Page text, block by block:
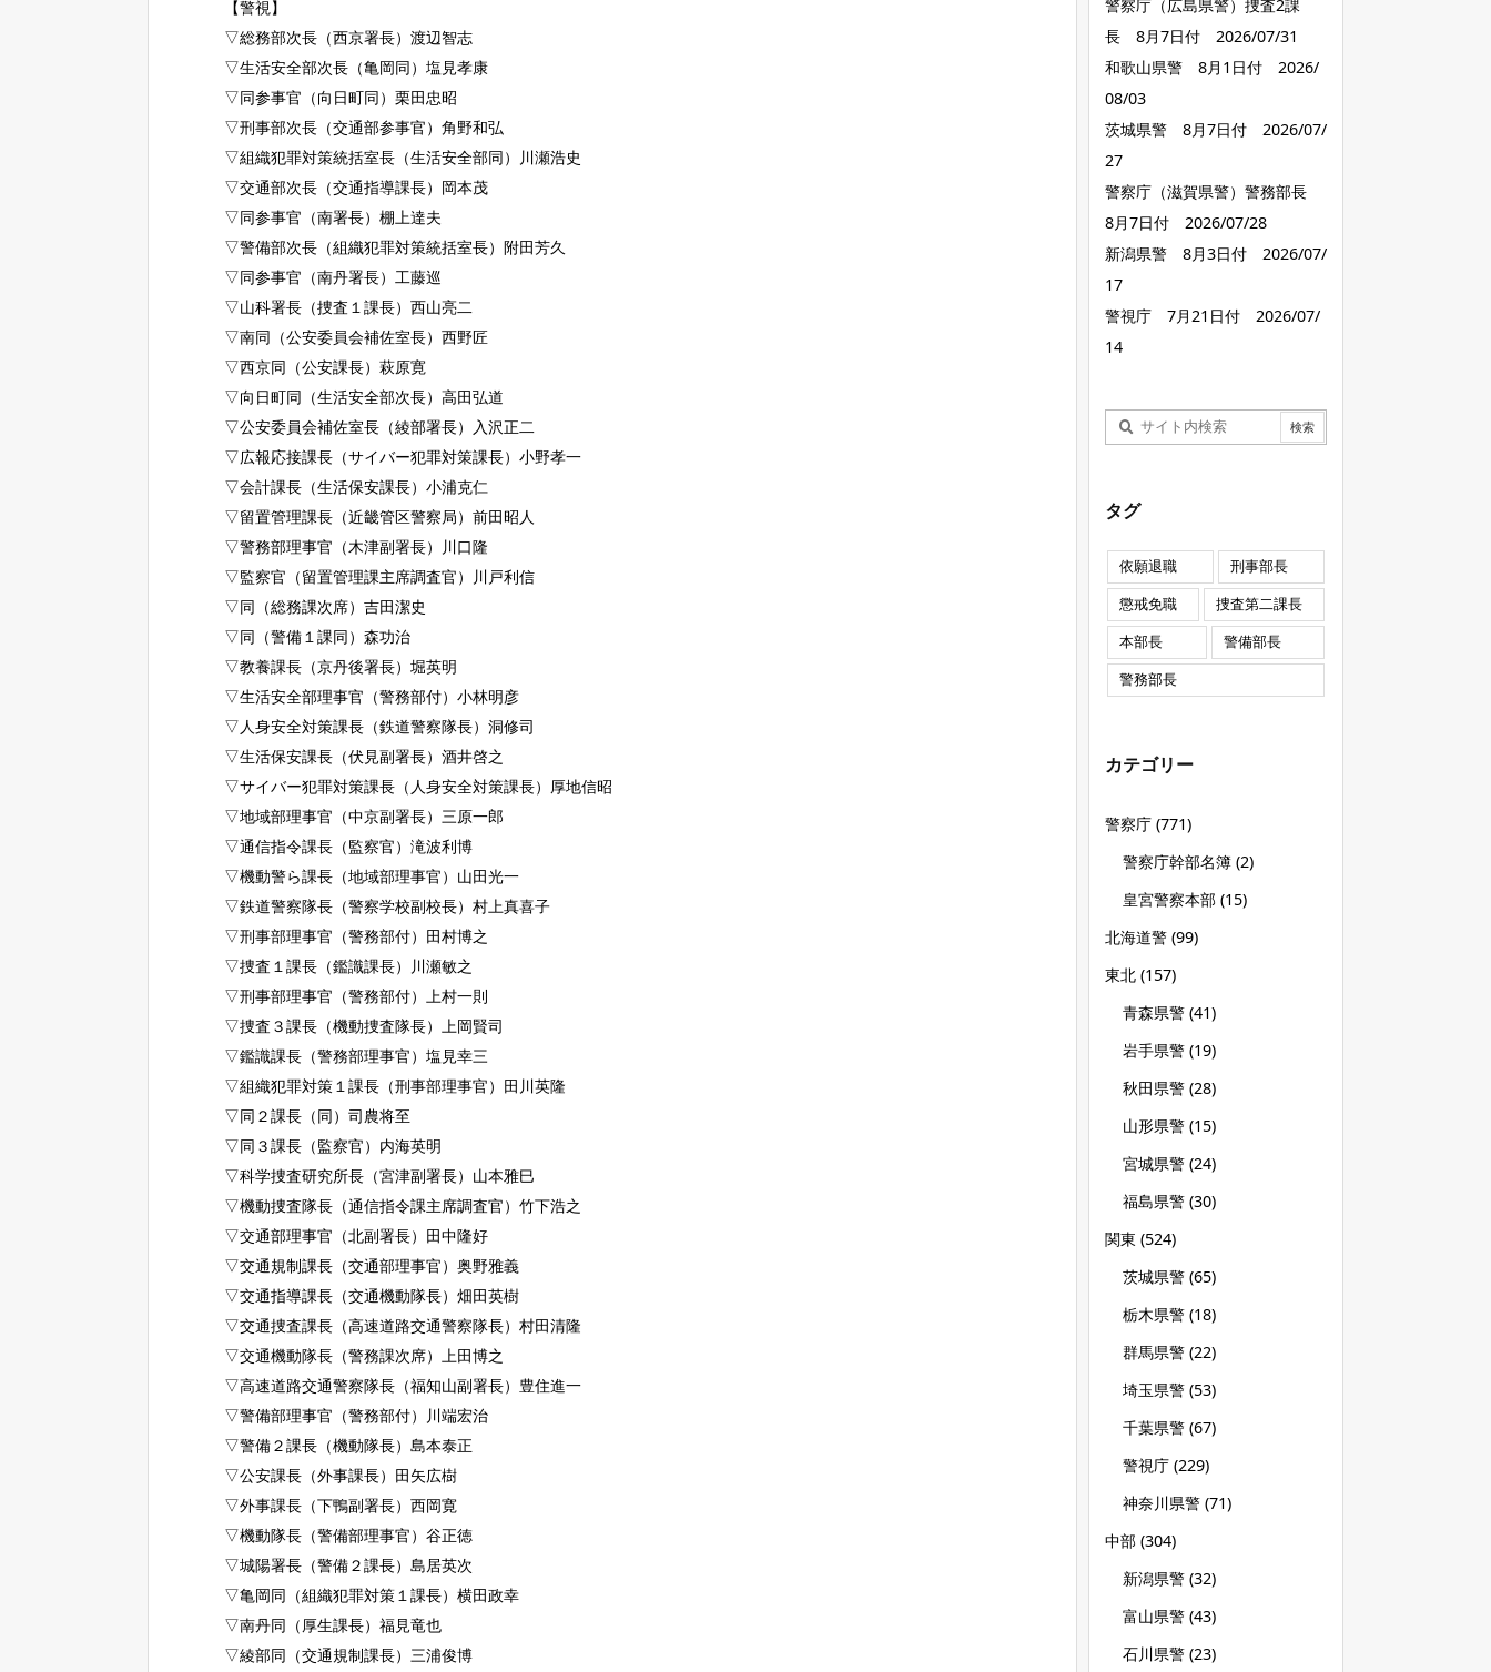
【警視】
▽総務部次長（西京署長）渡辺智志
▽生活安全部次長（亀岡同）塩見孝康
▽同参事官（向日町同）栗田忠昭
▽刑事部次長（交通部参事官）角野和弘
▽組織犯罪対策統括室長（生活安全部同）川瀬浩史
▽交通部次長（交通指導課長）岡本茂
▽同参事官（南署長）棚上達夫
▽警備部次長（組織犯罪対策統括室長）附田芳久
▽同参事官（南丹署長）工藤巡
▽山科署長（捜査１課長）西山亮二
▽南同（公安委員会補佐室長）西野匠
▽西京同（公安課長）萩原寛
▽向日町同（生活安全部次長）高田弘道
▽公安委員会補佐室長（綾部署長）入沢正二
▽広報応接課長（サイバー犯罪対策課長）小野孝一
▽会計課長（生活保安課長）小浦克仁
▽留置管理課長（近畿管区警察局）前田昭人
▽警務部理事官（木津副署長）川口隆
▽監察官（留置管理課主席調査官）川戸利信
▽同（総務課次席）吉田潔史
▽同（警備１課同）森功治
▽教養課長（京丹後署長）堀英明
▽生活安全部理事官（警務部付）小林明彦
▽人身安全対策課長（鉄道警察隊長）洞修司
▽生活保安課長（伏見副署長）酒井啓之
▽サイバー犯罪対策課長（人身安全対策課長）厚地信昭
▽地域部理事官（中京副署長）三原一郎
▽通信指令課長（監察官）滝波利博
▽機動警ら課長（地域部理事官）山田光一
▽鉄道警察隊長（警察学校副校長）村上真喜子
▽刑事部理事官（警務部付）田村博之
▽捜査１課長（鑑識課長）川瀬敏之
▽刑事部理事官（警務部付）上村一則
▽捜査３課長（機動捜査隊長）上岡賢司
▽鑑識課長（警務部理事官）塩見幸三
▽組織犯罪対策１課長（刑事部理事官）田川英隆
▽同２課長（同）司農将至
▽同３課長（監察官）内海英明
▽科学捜査研究所長（宮津副署長）山本雅巳
▽機動捜査隊長（通信指令課主席調査官）竹下浩之
▽交通部理事官（北副署長）田中隆好
▽交通規制課長（交通部理事官）奥野雅義
▽交通指導課長（交通機動隊長）畑田英樹
▽交通捜査課長（高速道路交通警察隊長）村田清隆
▽交通機動隊長（警務課次席）上田博之
▽高速道路交通警察隊長（福知山副署長）豊住進一
▽警備部理事官（警務部付）川端宏治
▽警備２課長（機動隊長）島本泰正
▽公安課長（外事課長）田矢広樹
▽外事課長（下鴨副署長）西岡寛
▽機動隊長（警備部理事官）谷正徳
▽城陽署長（警備２課長）島居英次
▽亀岡同（組織犯罪対策１課長）横田政幸
▽南丹同（厚生課長）福見竜也
▽綾部同（交通規制課長）三浦俊博
警察庁（広島県警）捜査2課
長 8月7日付 2026/07/31
和歌山県警 8月1日付 2026/
08/03
茨城県警 8月7日付 2026/07/
27
警察庁（滋賀県警）警務部長
8月7日付 2026/07/28
新潟県警 8月3日付 2026/07/
17
警視庁 7月21日付 2026/07/
14
タグ
依願退職
刑事部長
懲戒免職
捜査第二課長
本部長
警備部長
警務部長
カテゴリー
警察庁 (771)
警察庁幹部名簿 (2)
皇宮警察本部 (15)
北海道警 (99)
東北 (157)
青森県警 (41)
岩手県警 (19)
秋田県警 (28)
山形県警 (15)
宮城県警 (24)
福島県警 (30)
関東 (524)
茨城県警 (65)
栃木県警 (18)
群馬県警 (22)
埼玉県警 (53)
千葉県警 (67)
警視庁 (229)
神奈川県警 (71)
中部 (304)
新潟県警 (32)
富山県警 (43)
石川県警 (23)